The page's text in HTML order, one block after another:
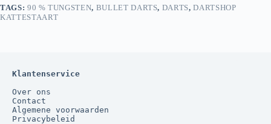
TAGS: 90 % TUNGSTEN, BULLET DARTS, DARTS,DARTSHOP
KATTESTAART
Klantenservice
Over ons
Contact
Algemene voorwaarden
Privacybeleid